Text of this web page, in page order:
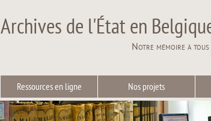
Archives de l'État en
Notre mémoire à
Ressources en ligne Nos projets